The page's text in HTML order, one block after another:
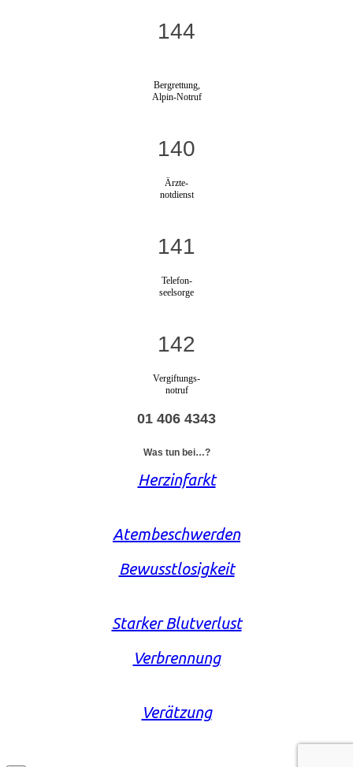
144
Bergrettung,
Alpin-Notruf
140
Ärzte-
notdienst
141
Telefon-
seelsorge
142
Vergiftungs-
notruf
01 406 4343
Was tun bei…?
Herzinfarkt
Atembeschwerden
Bewusstlosigkeit
Starker Blutverlust
Verbrennung
Verätzung